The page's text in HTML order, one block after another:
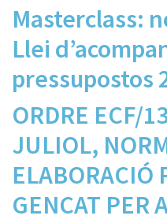
Masterclass:
Llei
pressupostos
ORDRE ECF/
JULIOL,
ELABORACIÓ
GENCAT PER